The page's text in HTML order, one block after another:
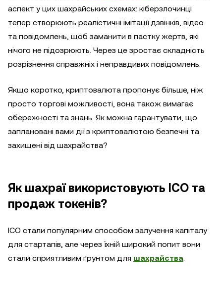
аспект у цих шахрайських схемах: кіберзлочинці
тепер створюють реалістичні імітації дзвінків, відео
та повідомлень, щоб заманити в пастку жертв, які
нічого не підозрюють. Через це зростає складність
розрізнення справжніх і неправдивих повідомлень.
Якщо коротко, криптовалюта пропонує більше, ніж
просто торгові можливості, вона також вимагає
обережності та знань. Як можна гарантувати, що
заплановані вами дії з криптовалютою безпечні та
захищені від шахрайства?
Як шахраї використовують ICO та
продаж токенів?
ICO стали популярним способом залучення капіталу
для стартапів, але через їхній широкий попит вони
стали сприятливим ґрунтом для шахрайства.